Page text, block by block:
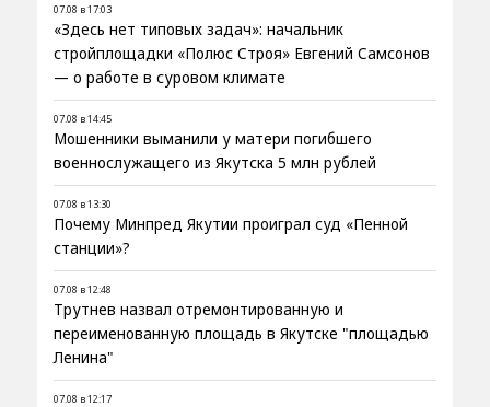
07.08 в 17:03
«Здесь нет типовых задач»: начальник
стройплощадки «Полюс Строя» Евгений Самсонов
— о работе в суровом климате
07.08 в 14:45
Мошенники выманили у матери погибшего
военнослужащего из Якутска 5 млн рублей
07.08 в 13:30
Почему Минпред Якутии проиграл суд «Пенной
станции»?
07.08 в 12:48
Трутнев назвал отремонтированную и
переименованную площадь в Якутске "площадью
Ленина"
07.08 в 12:17